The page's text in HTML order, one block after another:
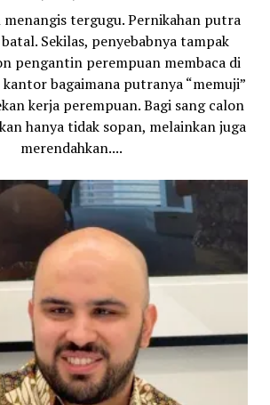
menangis tergugu. Pernikahan putra
Sekilas, penyebabnya tampak
pengantin perempuan membaca di
bagaimana putranya “memuji”
kerja perempuan. Bagi sang calon
hanya tidak sopan, melainkan juga
merendahkan....